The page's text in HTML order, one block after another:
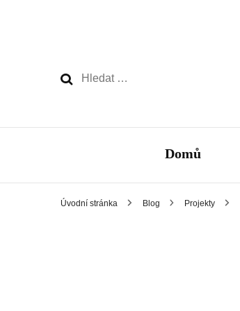
Vyhledávání
Domů
Úvodní stránka Blog Projekty